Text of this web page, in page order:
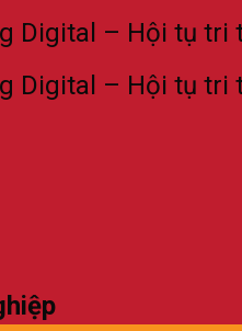
– Hội tụ tri thức
– Hội tụ tri thức